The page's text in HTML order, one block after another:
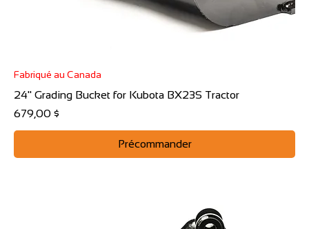
Fabriqué au Canada
24" Grading Bucket for Kubota BX23S Tractor
Prix
679,00 $
Précommander